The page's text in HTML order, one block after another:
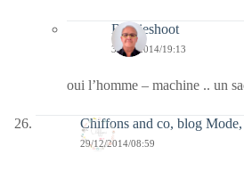
Bernieshoot
30/12/2014/19:13
oui l’homme – machine .. un
Chiffons and co, blog
29/12/2014/08:59